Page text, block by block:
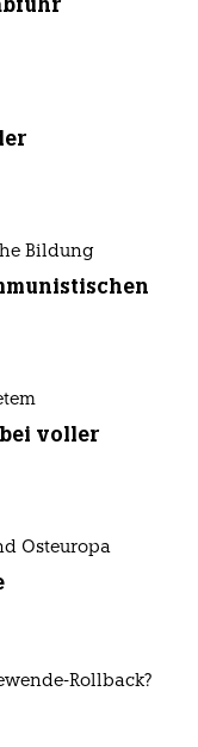
Bildung
voller
Osteuropa
Rollback?